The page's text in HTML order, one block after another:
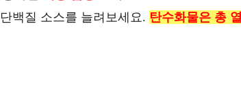
백질 소스를 늘려보세요. 탄수화물은 총